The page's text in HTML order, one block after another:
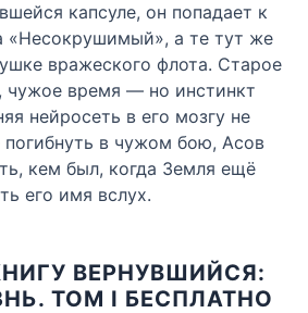
капсуле, он попадает к
«Несокрушимый», а те тут же
вражеского флота. Старое
чужое время — но инстинкт
нейросеть в его мозгу не
в чужом бою, Асов
кем был, когда Земля ещё
его имя вслух.
ВЕРНУВШИЙСЯ:
ТОМ I БЕСПЛАТНО